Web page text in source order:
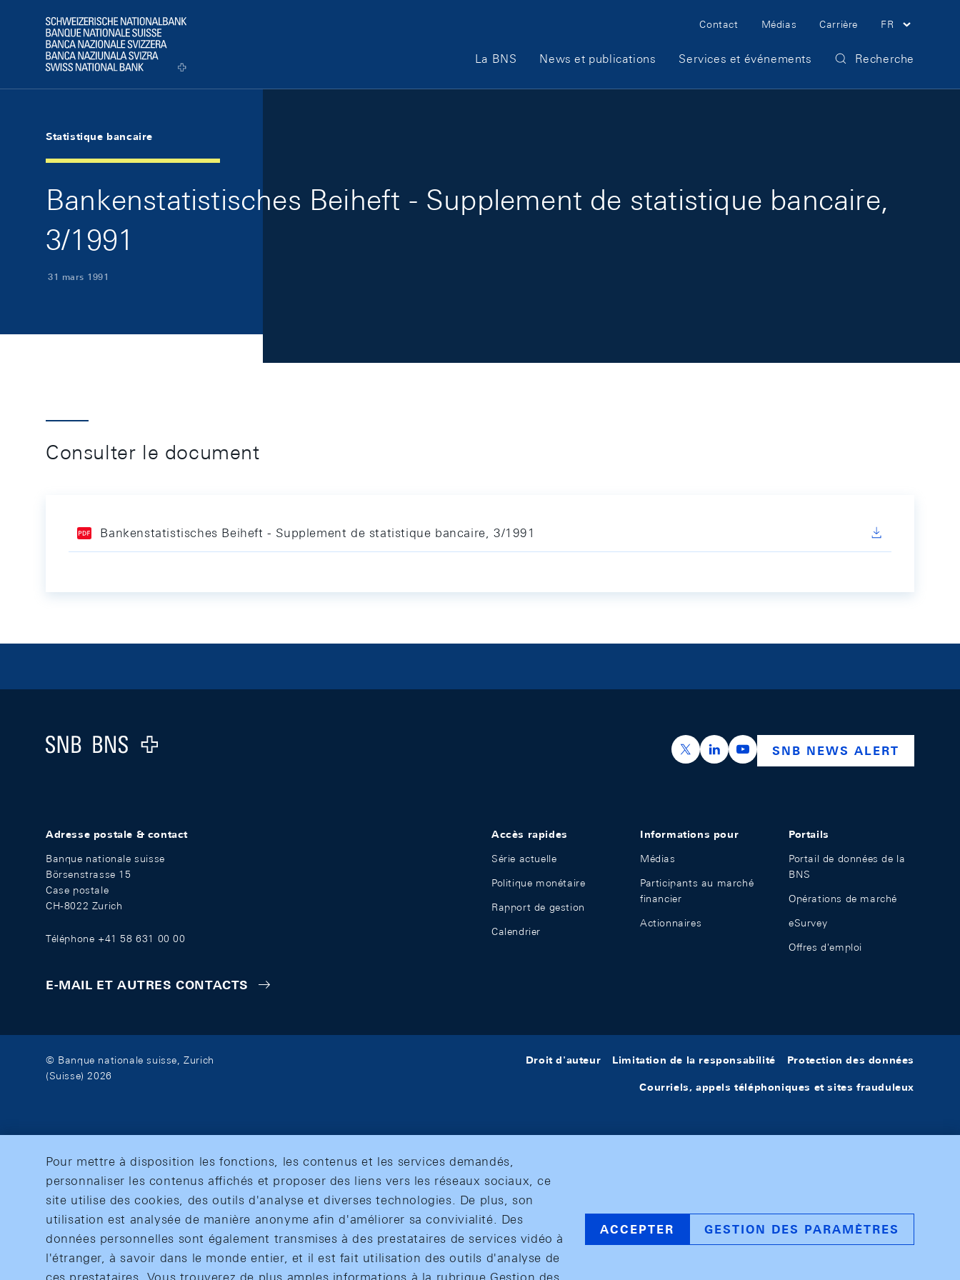
Logo
Meta Navigation
Contact Médias Carrière FR
Main Navigation
La BNS News et publications Services et événements Recherche
Statistique bancaire
Bankenstatistisches Beiheft - Supplement de statistique bancaire,
3/1991
31 mars 1991
Consulter le document
Bankenstatistisches Beiheft - Supplement de statistique bancaire, 3/1991
Logo
https://x.com/snb_bns
https://ch.linkedin.com/company/swiss-
https://www.youtube.com/
SNB NEWS ALERT
Adresse postale & contact
Banque nationale suisse
Börsenstrasse 15
Case postale
CH-8022 Zurich
Téléphone +41 58 631 00 00
E-MAIL ET AUTRES CONTACTS
Accès rapides
Série actuelle
Politique monétaire
Rapport de gestion
Calendrier
Informations pour
Médias
Participants au marché
financier
Actionnaires
Portails
Portail de données de la
BNS
Opérations de marché
eSurvey
Offres d'emploi
© Banque nationale suisse, Zurich
(Suisse) 2026
Droit d'auteur Limitation de la responsabilité Protection des données
Courriels, appels téléphoniques et sites frauduleux
Pour mettre à disposition les fonctions, les contenus et les services demandés,
personnaliser les contenus affichés et proposer des liens vers les réseaux sociaux, ce
site utilise des cookies, des outils d'analyse et diverses technologies. De plus, son
utilisation est analysée de manière anonyme afin d'améliorer sa convivialité. Des
données personnelles sont également transmises à des prestataires de services vidéo à
l'étranger, à savoir dans le monde entier, et il est fait utilisation des outils d'analyse de
ACCEPTER GESTION DES PARAMÈTRES